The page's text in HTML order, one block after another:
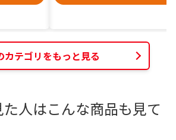
カテゴリをもっと見る
人はこんな商品も見て